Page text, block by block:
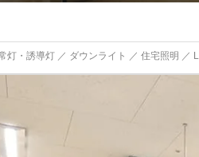
灯・誘導灯 ／ ダウンライト ／ 住宅照明 ／